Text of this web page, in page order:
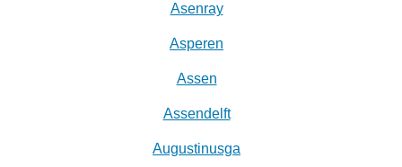
Asenray
Asperen
Assen
Assendelft
Augustinusga